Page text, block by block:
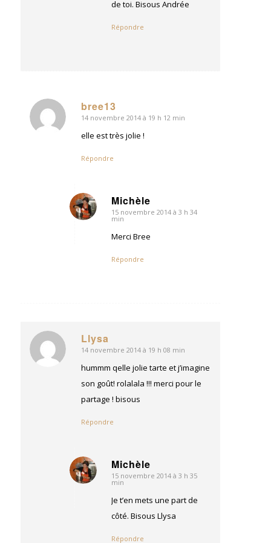
de toi. Bisous Andrée
Répondre
bree13
dit
:
14 novembre 2014 à 19 h 12 min
elle est très jolie !
Répondre
Michèle
dit
15 novembre 2014 à 3 h 34
min
Merci Bree
Répondre
Llysa
dit
14 novembre 2014 à 19 h 08 min
hummm qelle jolie tarte et j’imagine
son goût! rolalala !!! merci pour le
partage ! bisous
Répondre
Michèle
dit
15 novembre 2014 à 3 h 35
min
Je t’en mets une part de
côté. Bisous Llysa
Répondre